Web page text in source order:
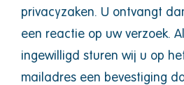
privacyzaken. U ontvangt
een reactie op uw verzoek.
ingewilligd sturen wij u op
mailadres een bevestiging